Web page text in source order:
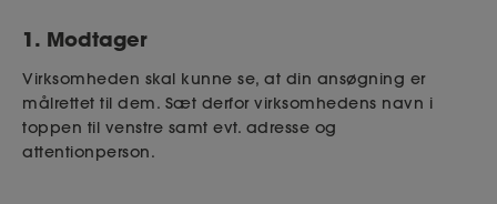
1. Modtager
Virksomheden skal kunne se, at din ansøgning er
målrettet til dem. Sæt derfor virksomhedens navn i
toppen til venstre samt evt. adresse og
attentionperson.